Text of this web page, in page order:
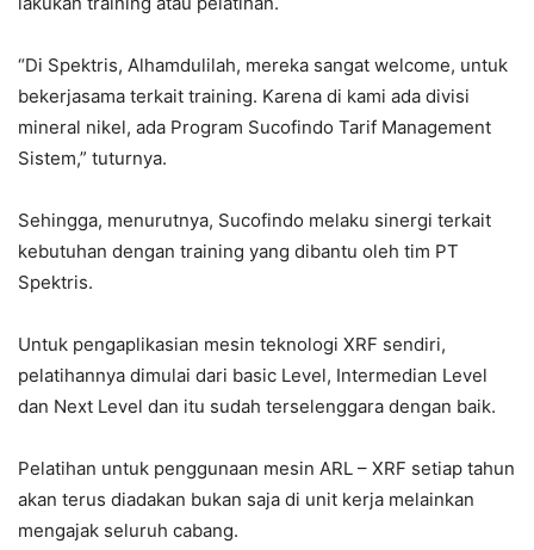
“Di Spektris, Alhamdulilah, mereka sangat welcome, untuk
bekerjasama terkait training. Karena di kami ada divisi
mineral nikel, ada Program Sucofindo Tarif Management
Sistem,” tuturnya.
Sehingga, menurutnya, Sucofindo melaku sinergi terkait
kebutuhan dengan training yang dibantu oleh tim PT
Spektris.
Untuk pengaplikasian mesin teknologi XRF sendiri,
pelatihannya dimulai dari basic Level, Intermedian Level
dan Next Level dan itu sudah terselenggara dengan baik.
Pelatihan untuk penggunaan mesin ARL – XRF setiap tahun
akan terus diadakan bukan saja di unit kerja melainkan
mengajak seluruh cabang.